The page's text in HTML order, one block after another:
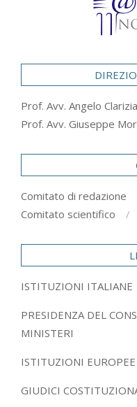
Prof. Avv. Angelo Clarizia
Prof. Avv. Giuseppe
Comitato di redazione
Comitato scientifico
ISTITUZIONI ITALIANE
PRESIDENZA DEL
MINISTERI
ISTITUZIONI EUROPEE
GIUDICI